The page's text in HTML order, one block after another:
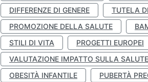
DIFFERENZE DI GENERE
TUTELA
PROMOZIONE DELLA SALUTE
STILI DI VITA
PROGETTI EUROPEI
VALUTAZIONE IMPATTO SULLA SALUTE
OBESITÀ INFANTILE
PUBERTÀ